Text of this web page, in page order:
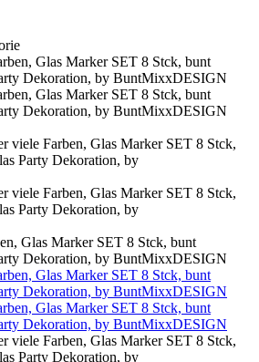
Glas Marker SET 8 Stck, bunt
Dekoration, by BuntMixxDESIGN